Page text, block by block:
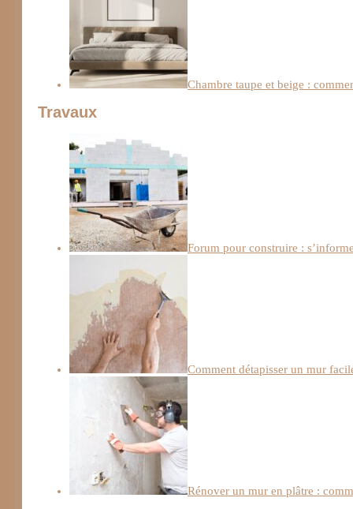
Chambre taupe et beige :
Travaux
Forum pour construire :
Comment détapisser un mur
Rénover un mur en plâtre :